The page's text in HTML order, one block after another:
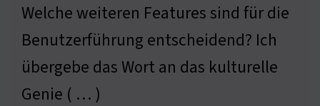
Welche weiteren Features sind für die
Benutzerführung entscheidend? Ich
übergebe das Wort an das kulturelle
Genie ( … )